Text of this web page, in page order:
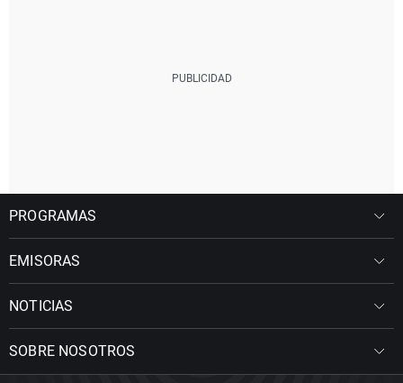
PROGRAMAS
EMISORAS
NOTICIAS
SOBRE NOSOTROS